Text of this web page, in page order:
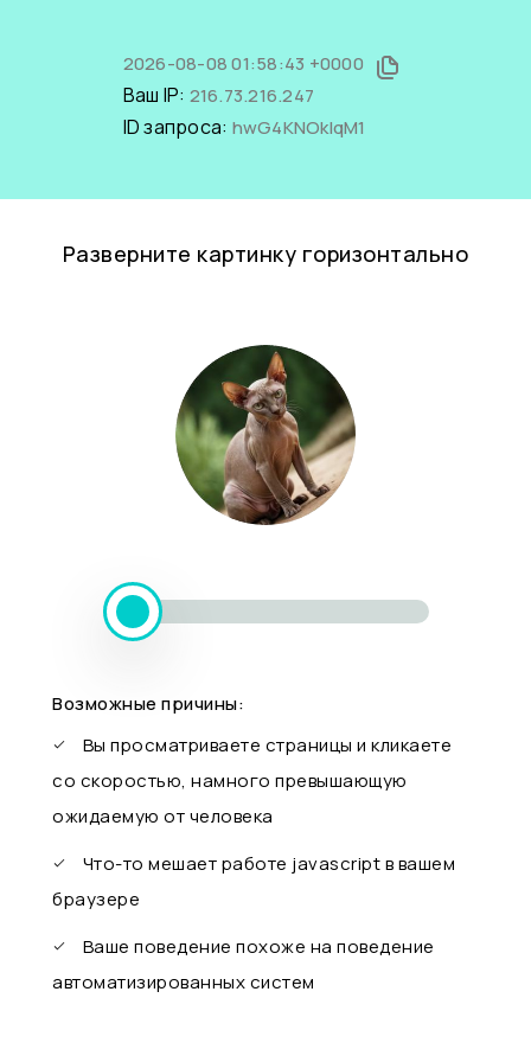
2026-08-08 01:58:43 +0000
Ваш IP: 216.73.216.247
ID запроса: hwG4KNOkIqM1
Разверните картинку горизонтально
Возможные причины:
Вы просматриваете страницы и кликаете
со скоростью, намного превышающую
ожидаемую от человека
Что-то мешает работе javascript в вашем
браузере
Ваше поведение похоже на поведение
автоматизированных систем